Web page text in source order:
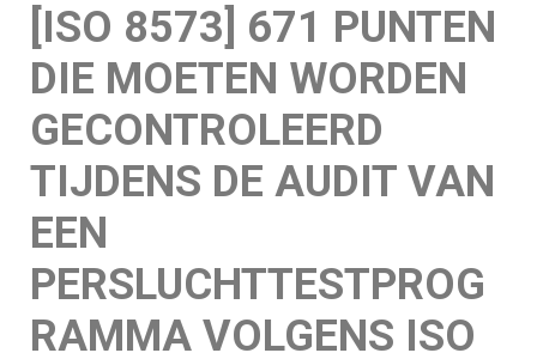
[ISO 8573] 671 PUNTEN
DIE MOETEN WORDEN
GECONTROLEERD
TIJDENS DE AUDIT VAN
EEN
PERSLUCHTTESTPROG
RAMMA VOLGENS ISO